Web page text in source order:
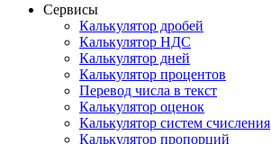
Сервисы
Калькулятор дробей
Калькулятор НДС
Калькулятор дней
Калькулятор процентов
Перевод числа в текст
Калькулятор оценок
Калькулятор систем счисления
Калькулятор пропорций